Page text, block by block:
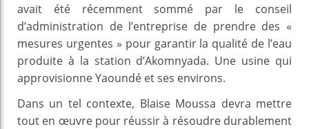
avait été récemment sommé par le conseil
d’administration de l’entreprise de prendre des «
mesures urgentes » pour garantir la qualité de l’eau
produite à la station d’Akomnyada. Une usine qui
approvisionne Yaoundé et ses environs.
Dans un tel contexte, Blaise Moussa devra mettre
tout en œuvre pour réussir à résoudre durablement